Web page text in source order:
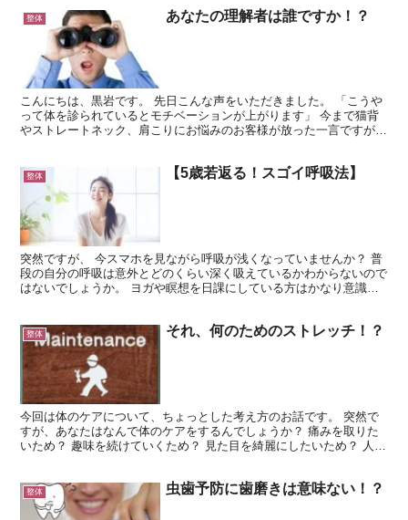
整体 あなたの理解者は誰ですか！？
こんにちは、黒岩です。 先日こんな声をいただきました。 「こうや
って体を診られているとモチベーションが上がります」 今まで猫背
やストレートネック、肩こりにお悩みのお客様が放った一言ですが、
整体 【5歳若返る！スゴイ呼吸法】
突然ですが、 今スマホを見ながら呼吸が浅くなっていませんか？ 普
段の自分の呼吸は意外とどのくらい深く吸えているかわからないので
はないでしょうか。 ヨガや瞑想を日課にしている方はかなり意識さ
整体 それ、何のためのストレッチ！？
今回は体のケアについて、ちょっとした考え方のお話です。 突然で
すが、あなたはなんで体のケアをするんでしょうか？ 痛みを取りた
いため？ 趣味を続けていくため？ 見た目を綺麗にしたいため？ 人そ
整体 虫歯予防に歯磨きは意味ない！？